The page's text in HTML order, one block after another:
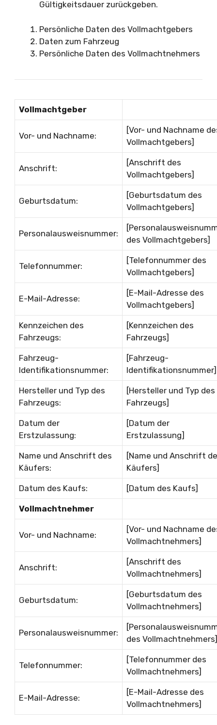
Gültigkeitsdauer zurückgeben.
Persönliche Daten des Vollmachtgebers
Daten zum Fahrzeug
Persönliche Daten des Vollmachtnehmers
Vollmachtgeber
Vor- und Nachname:
[Vor- und Nachname
Vollmachtgebers]
Anschrift:
[Anschrift des
Vollmachtgebers]
Geburtsdatum:
[Geburtsdatum des
Vollmachtgebers]
Personalausweisnummer:
des Vollmachtgebers]
Telefonnummer:
[Telefonnummer des
Vollmachtgebers]
E-Mail-Adresse:
[E-Mail-Adresse des
Vollmachtgebers]
Kennzeichen des
Fahrzeugs:
[Kennzeichen des
Fahrzeugs]
Fahrzeug-
Identifikationsnummer:
[Fahrzeug-
Identifikationsnummer]
Hersteller und Typ des
Fahrzeugs:
[Hersteller und Typ des
Fahrzeugs]
Datum der
Erstzulassung:
[Datum der
Erstzulassung]
Name und Anschrift des
Käufers:
[Name und Anschrift
Käufers]
Datum des Kaufs: [Datum des Kaufs]
Vollmachtnehmer
Vor- und Nachname:
[Vor- und Nachname
Vollmachtnehmers]
Anschrift:
[Anschrift des
Vollmachtnehmers]
Geburtsdatum:
[Geburtsdatum des
Vollmachtnehmers]
Personalausweisnummer:
des Vollmachtnehmers]
Telefonnummer:
[Telefonnummer des
Vollmachtnehmers]
E-Mail-Adresse:
[E-Mail-Adresse des
Vollmachtnehmers]